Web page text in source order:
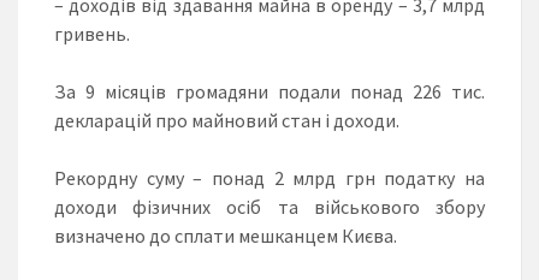
– доходів від здавання майна в оренду – 3,7 млрд
гривень.
За 9 місяців громадяни подали понад 226 тис.
декларацій про майновий стан і доходи.
Рекордну суму – понад 2 млрд грн податку на
доходи фізичних осіб та військового збору
визначено до сплати мешканцем Києва.